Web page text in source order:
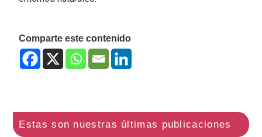
Comparte este contenido